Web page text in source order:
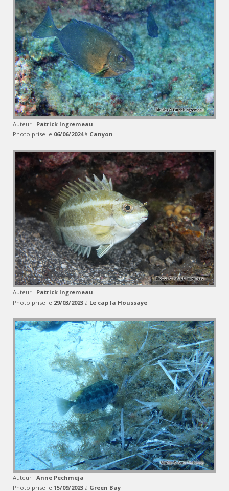
Auteur : Patrick Ingremeau
Photo prise le 06/06/2024à Canyon
Auteur : Patrick Ingremeau
Photo prise le 29/03/2023 à Le cap la Houssaye
Auteur : Anne Pechmeja
Photo prise le 15/09/2023 à Green Bay